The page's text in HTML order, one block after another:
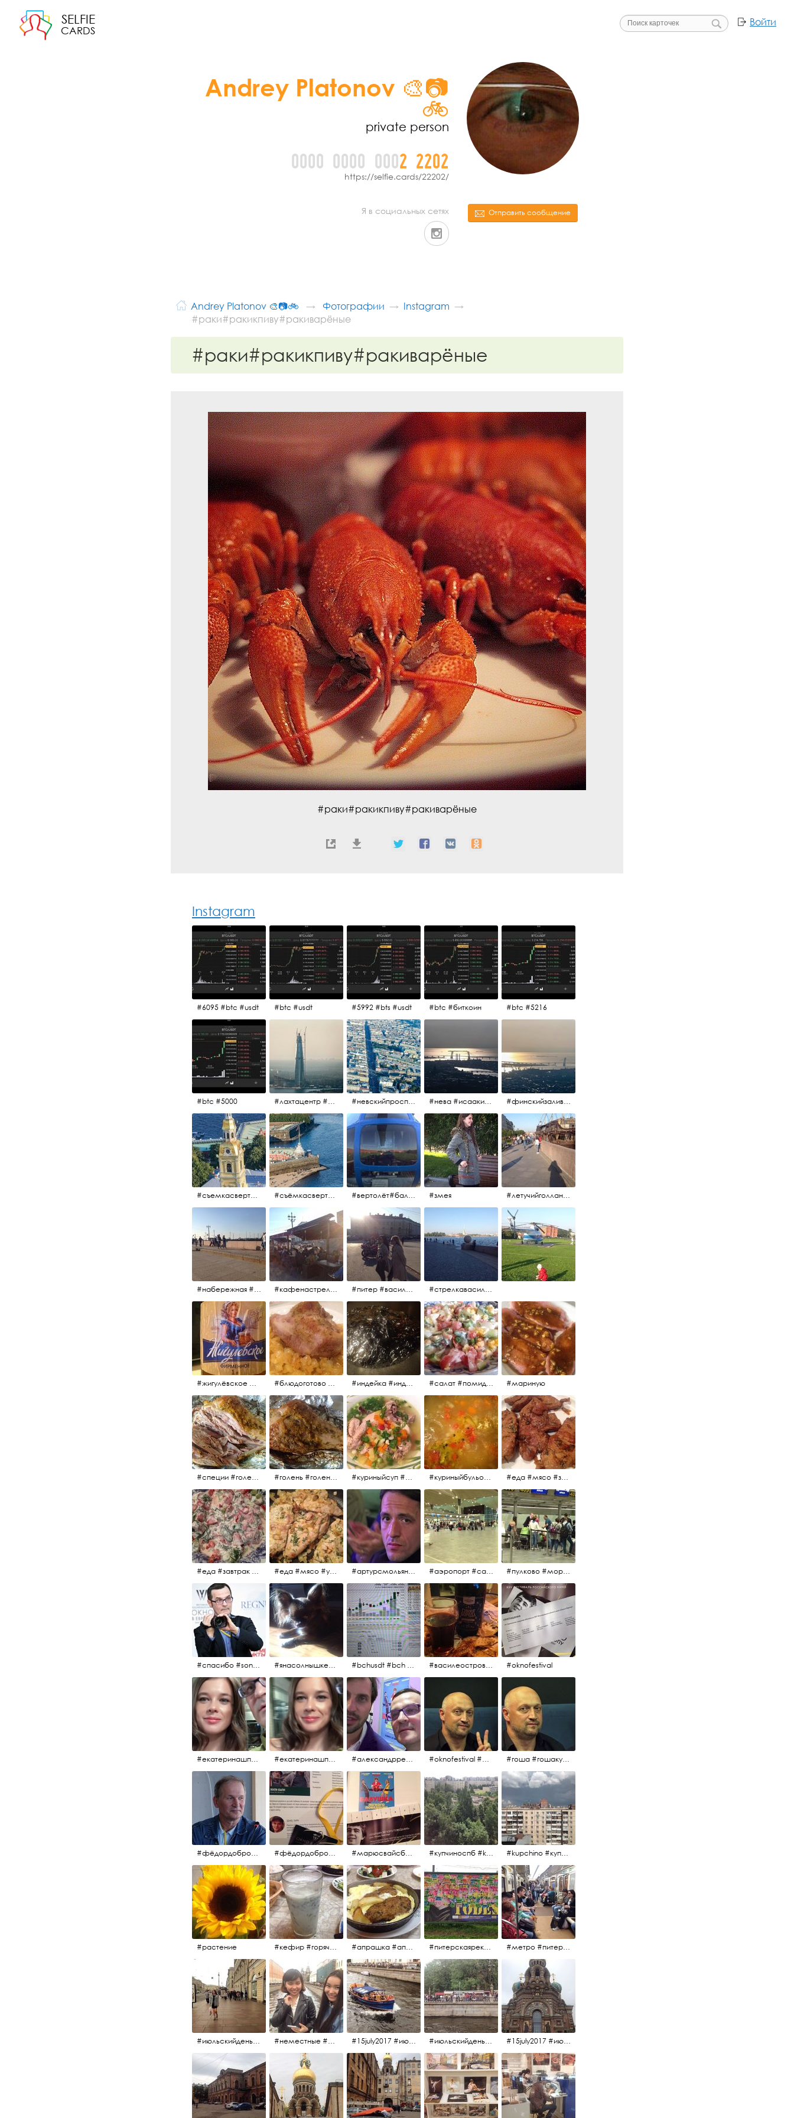
SELFIE
CARDS
Войти
Отправить сообщение
Andrey Platonov 🎨📷
🚲
private person
0000 0000 0002 2202
https://selfie.cards/22202/
Я в социальных сетях
Andrey Platonov 🎨📷🚲 Фотографии
Instagram
#раки#ракикпиву#ракиварёные
#раки#ракикпиву#ракиварёные
#раки#ракикпиву#ракиварёные
Instagram
#6095 #btc #usdt #btc #usdt #5992 #bts #usdt #btc #биткоин #btc #5216
#btc #5000 #лахтацентр #лахта #башнягазпром #газпром #башня #небоскрёбпитера #небоскрёб #финскийзалив #санктпетербург #невскийпроспект #центргорода #санктпетербург #осень2017 #когдапаришьнадгородом #нева #исаакий #исаакиевскийсобор #нева #васильевскийостров #адмиралтейскийрайон #финскийзалив #дворцовыймост #небонадпитером #осень2017 #финскийзалив #маркизовалужа #нева
#съемкасвертолета #вертолёт #съёмкасвертолёта #петропавловскаякрепость #заячийостров #санктпетербург #съёмкасвертолёта #питер #петропавловскаякрепость #нева #осень2017 #вертолёт#балтийскиеавиалинии #петропавловскаякрепость #заячийостров #полётынадпитером #полётынадгородом #полёты #змея #летучийголландец #набережнаяневы
#набережная #людигуляют #биржевоймост #кафенастрелкевасильевскогоострова #байкеры #питер #васильевскийостров #байкеры #иностранцы #стрелкавасильевскогоострова #нева #река
#жигулёвское #пиво #свежеепиво #beer #напиток #блюдоготово #можнокушать #простолук #лук #индейкавфольге #мясоиндейки #индейка #индейкавфольге #еда #мясоиндейки 🚀 #салат #помидоры #яйцо #огурцы #зелень #кинза #петрушка #укроп #сметана #соль #витамины #мариную
#специи #голень #голеньиндейки #индейка #мясо #еда #завтрак #голеньиндейкивфольге #голень #голеньиндейки #голеньиндейкивфольге #индейка #завтрак #еда #мясо #куриныйсуп #еда #ужин #можнокушать #куриныйбульон #лавровыйлист #помидоры #картофель #чеснок #лук #морковь #приправы #перецдушистый #курица #ужин #еда #сольповкусу #жёлтыйкарри #имбирь #кориандр #кокос #лимонныйсок #оливковоемасло #кумин #кайенскийперец #еда #мясо #завтрак #источниквдохновения #люблюготовить
#еда #завтрак #витамины #помидоры #укроп #огурцы #сметана #салат #еда #мясо #утро #завтрак #едакакисточниквдохновения #артурсмольянинов @melnikovadsh #artursmolyaninov #аэропорт #санктпетербург #пулково #мореморе #моремолнцепесок #дваночи #пулково #море #песок #лето #морепесоксолнце #дваночи
#спасибо #sony #nikon #oknofestivsl @alex_kurov #aplgallery #янасолнышкележу #янасолнышкогляжу #чихуахуа #bchusdt #bch #usdt #sell #buy #exchange #markets #bitcoincash #cryptocurrency #pump #василеостровское #синяяборода #пиво #пивовобла #вобла #рыба #oknofestival
#екатеринашпица #шпица @ekaterinashpitsa #екатеринашпица #шпица @ekaterinashpitsa #александрревва #ревва #артурпирожков #бабушкалегкогоповедения @arthurpirozhkov #oknofestival #gosha #гошакуценко #гоша #гошакуценко #oknofestival
#фёдордобронравов #кино #хорошеекино #жилибыли #фёдордобронравов #эдуардпарри #жилибыли #иринарозанова #марюсвайсберг #александрревва #глюкоза #любовьвбольшомгороде #ххvфестивальроссийскогокино #купчиноспб #kupchino #kupchino #купчиноспб
#растение #кефир #горячийкефир #национальноеблюдо #лаваш #вкусно #апрашка #апраксиндвор #кафенаапрашке #куринаякотлетанасковороде #сковородка #кафедлясвоих #питерскаяреклама #todes #куколки #окраинапитера #фрунзенскийрайон #метро #питерскоеметро #невскаялиния
#июльскийдень2017 #15july2017 #невский #неместные #июльскийдень2017 #15july2017 #июльскийдень2017 #катерок #bonfire #июльскийдень2017 #15july2017 #15july2017 #июльскийдень2017 #спаснакрови